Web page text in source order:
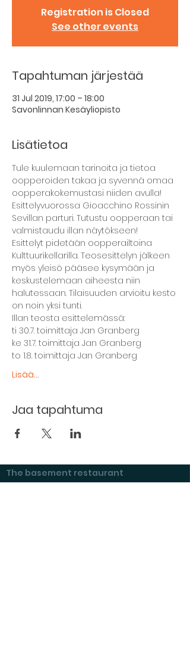
Registration is Closed
See other events
Tapahtuman järjestää
31 Jul 2019, 17:00 – 18:00
Savonlinnan Kesäyliopisto
Lisätietoa
Tule kuulemaan tarinoita ja tietoa
oopperoiden takaa ja syvennä omaa
oopperakokemustasi niiden avulla!
Esittelyvuorossa Gioacchino Rossinin
Sevillan parturi. Tutustu oopperaan tai
valmistaudu illan näytökseen!
Esittelyt pidetään oopperailtoina
Kulttuurikellarilla. Teosesittelyn jälkeen
myös yleisö pääsee kysymään ja
keskustelemaan aiheesta niin
halutessaan. Tilaisuuden arvioitu kesto
on noin yksi tunti.
Illan teosta esittelemässä:
ti 30.7. toimittaja Jan Granberg
ke 31.7. toimittaja Jan Granberg
to 1.8. toimittaja Jan Granberg
Lisää...
Jaa tapahtuma
The basement restaurant